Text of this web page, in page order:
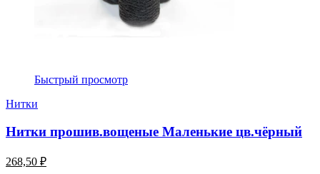
Быстрый просмотр
Нитки
Нитки прошив.вощеные Маленькие цв.чёрный
268,50 ₽